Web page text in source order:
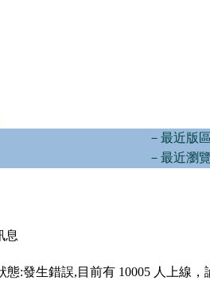
－最近版
－最近瀏
息
態:發生錯誤,目前有 10005 人上線